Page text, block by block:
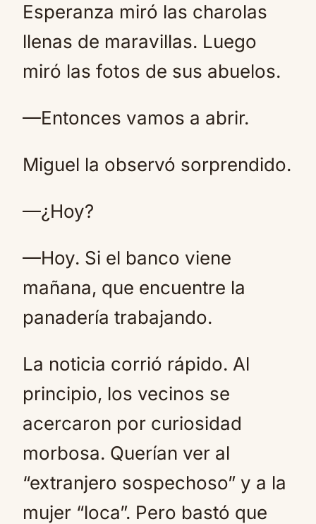
Esperanza miró las charolas
llenas de maravillas. Luego
miró las fotos de sus abuelos.
—Entonces vamos a abrir.
Miguel la observó sorprendido.
—¿Hoy?
—Hoy. Si el banco viene
mañana, que encuentre la
panadería trabajando.
La noticia corrió rápido. Al
principio, los vecinos se
acercaron por curiosidad
morbosa. Querían ver al
“extranjero sospechoso” y a la
mujer “loca”. Pero bastó que